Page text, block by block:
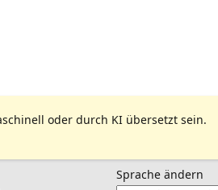
oder durch KI übersetzt sein.
Sprache ändern